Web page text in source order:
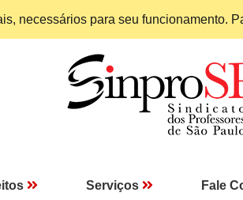
necessários para seu funcionamento.
Serviços Fale